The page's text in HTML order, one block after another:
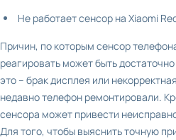
Не работает сенсор на Xiaomi
Причин, по которым сенсор
реагировать может быть
это – брак дисплея или
недавно телефон ремонтировали.
сенсора может привести
Для того, чтобы выяснить точную